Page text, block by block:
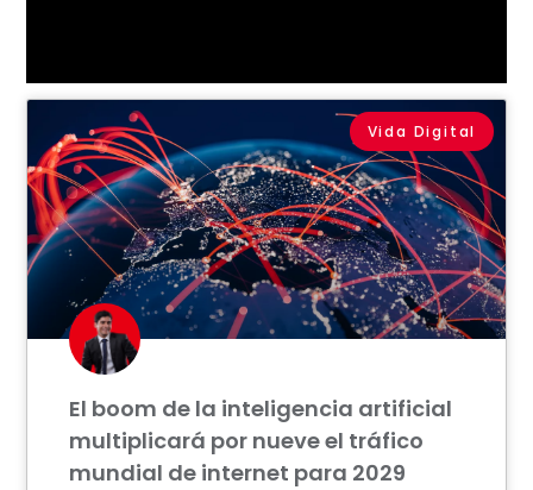
Vida Digital
El boom de la inteligencia artificial
multiplicará por nueve el tráfico
mundial de internet para 2029